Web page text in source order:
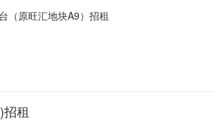
（原旺汇地块A9）招租
租